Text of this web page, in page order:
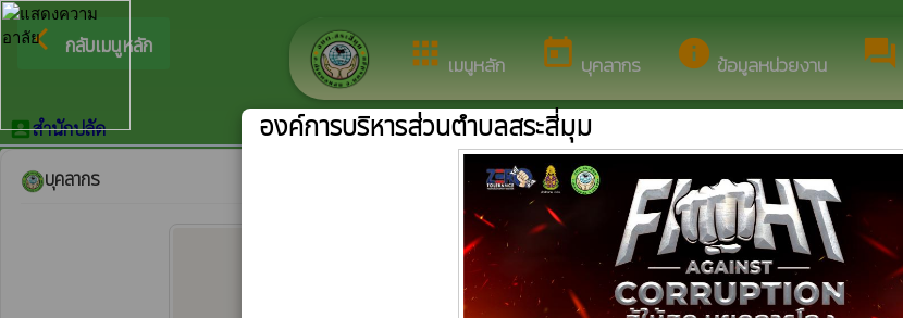
apps เมนูหลัก today บุคลากร info ข้อมูลหน่วยงาน forum
arrow_back_ios กลับเมนูหลัก ยินดีต้อนรับสู่เว็บไซต์ของ องค์การบริหารส่วนตำบลสระสี่มุม
account_boxสำนักปลัด
บุคลากร
องค์การบริหารส่วนตำบลสระสี่มุม